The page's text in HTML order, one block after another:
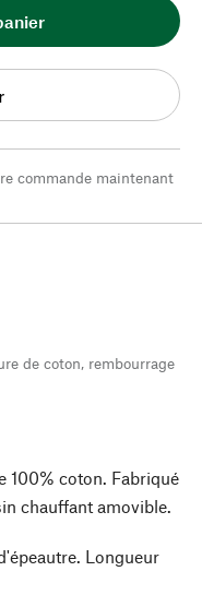
commande maintenant
de coton, rembourrage
100% coton. Fabriqué
chauffant amovible.
Longueur